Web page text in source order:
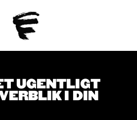
UGENTLIGT
I DIN